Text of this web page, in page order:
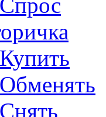
Купить
Обменять
Снять